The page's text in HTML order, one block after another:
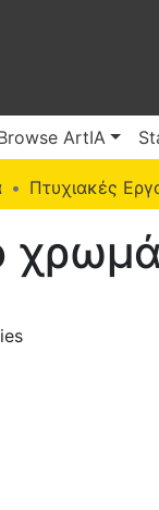
ArtIA
Πτυχιακές